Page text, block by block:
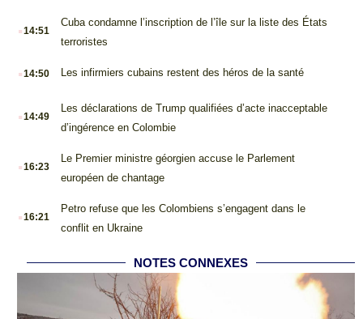
.14:51
Cuba condamne l’inscription de l’île sur la liste des États
terroristes
.14:50 Les infirmiers cubains restent des héros de la santé
.14:49
Les déclarations de Trump qualifiées d’acte inacceptable
d’ingérence en Colombie
.16:23
Le Premier ministre géorgien accuse le Parlement
européen de chantage
.16:21
Petro refuse que les Colombiens s’engagent dans le
conflit en Ukraine
NOTES CONNEXES